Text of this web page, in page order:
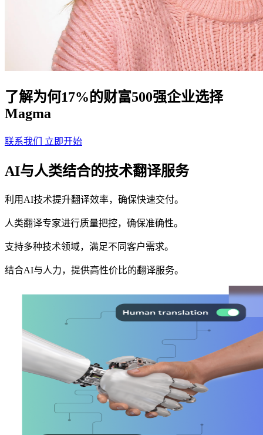
了解为何17%的财富500强企业选择
Magma
联系我们 立即开始
AI与人类结合的技术翻译服务
利用AI技术提升翻译效率，确保快速交付。
人类翻译专家进行质量把控，确保准确性。
支持多种技术领域，满足不同客户需求。
结合AI与人力，提供高性价比的翻译服务。